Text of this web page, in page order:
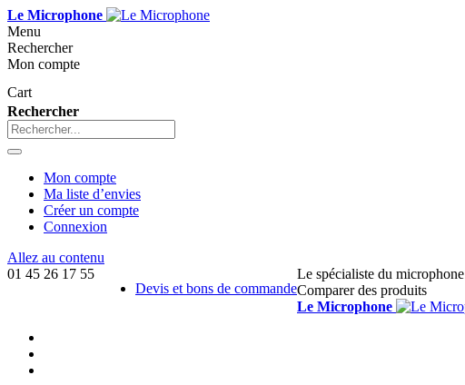
Le Microphone
Menu
Rechercher
Mon compte
Cart
Rechercher
Mon compte
Ma liste d’envies
Créer un compte
Connexion
Allez au contenu
01 45 26 17 55
Devis et bons de commande
Le spécialiste du microphone
Comparer des produits
Le Microphone